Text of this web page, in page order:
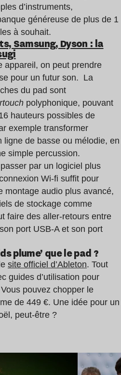
d’instruments,
généreuse de plus de 1
à souhait.
Samsung, Dyson : la
ableton
appareil, on peut prendre
pour un futur son. La
du pad sont
polyphonique, pouvant
hauteurs possibles de
exemple transformer
ligne de basse ou mélodie, en
simple percussion.
par un logiciel plus
Wi-fi suffit pour
montage audio plus avancé,
de stockage comme
faire des aller-retours entre
port USB-A et son port
plume’ que le pad ?
site officiel d’Ableton. Tout
guides d’utilisation pour
pouvez chopper le
de 449 €. Une idée pour un
peut-être ?